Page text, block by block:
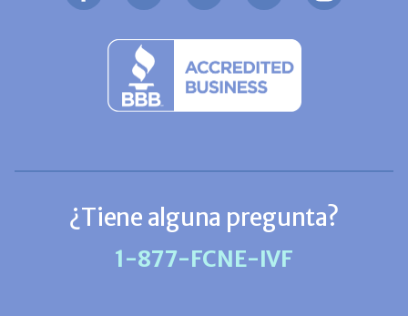
¿Tiene alguna pregunta?
1-877-FCNE-IVF